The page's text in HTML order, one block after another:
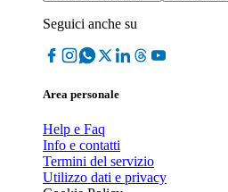
Seguici anche su
Area personale
Help e Faq
Info e contatti
Termini del servizio
Utilizzo dati e privacy